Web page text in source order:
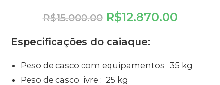
R$15.000.00 R$12.870.00
Especificações do caiaque:
Peso de casco com equipamentos: 35 kg
Peso de casco livre : 25 kg